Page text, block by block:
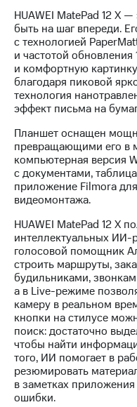
Рынок
акций
Описание
Программа
приобретения
Порядок
выкупа
Дивиденды
Рынок
облигаций
Описание
Уведомление
о
погашении
именных
облигаций
Другое
Регистратор
Реквизиты
Контакты
развитие
деловая этика
На главную
HUAWEI MatePad 12 X
быть на шаг впереди.
с технологией
и частотой
и комфортную
благодаря пиковой
технология
эффект письма на
Планшет оснащен
превращающими его в
компьютерная версия
с документами,
приложение Filmora
видеомонтажа.
HUAWEI MatePad 12 X
интеллектуальных ИИ-
голосовой помощник
строить маршруты,
будильниками,
а в Live-режиме
камеру в реальном
кнопки на стилусе
поиск: достаточно
чтобы найти
того, ИИ помогает в
резюмировать
в заметках
ошибки.